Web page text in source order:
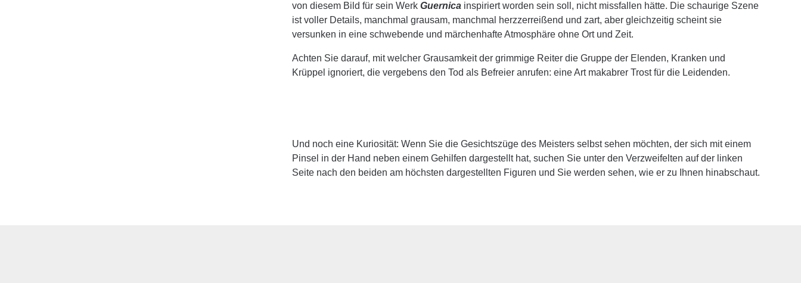
von diesem Bild für sein WerkGuernica inspiriert worden sein soll, nicht missfallen hätte. Die schaurige Szene
ist voller Details, manchmal grausam, manchmal herzzerreißend und zart, aber gleichzeitig scheint sie
versunken in eine schwebende und märchenhafte Atmosphäre ohne Ort und Zeit.
Achten Sie darauf, mit welcher Grausamkeit der grimmige Reiter die Gruppe der Elenden, Kranken und
Krüppel ignoriert, die vergebens den Tod als Befreier anrufen: eine Art makabrer Trost für die Leidenden.
Und noch eine Kuriosität: Wenn Sie die Gesichtszüge des Meisters selbst sehen möchten, der sich mit einem
Pinsel in der Hand neben einem Gehilfen dargestellt hat, suchen Sie unter den Verzweifelten auf der linken
Seite nach den beiden am höchsten dargestellten Figuren und Sie werden sehen, wie er zu Ihnen hinabschaut.